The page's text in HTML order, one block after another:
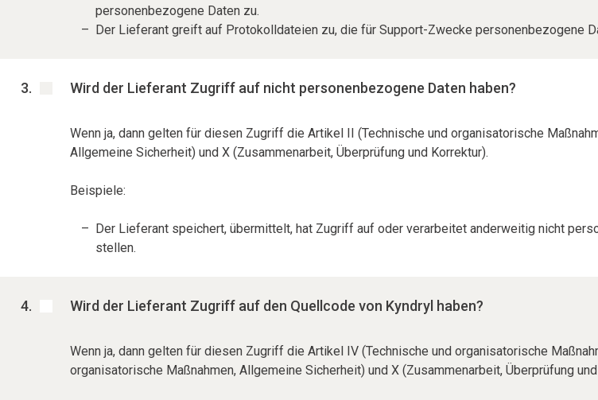
personenbezogene Daten zu.
Der Lieferant greift auf Protokolldateien zu, die für Support-Zwecke personenbezogene
Wird der Lieferant Zugriff auf nicht personenbezogene Daten haben?
Wenn ja, dann gelten für diesen Zugriff die Artikel II (Technische und organisatorische
Allgemeine Sicherheit) und X (Zusammenarbeit, Überprüfung und Korrektur).
Beispiele:
Der Lieferant speichert, übermittelt, hat Zugriff auf oder verarbeitet anderweitig nicht
stellen.
Wird der Lieferant Zugriff auf den Quellcode von Kyndryl haben?
Wenn ja, dann gelten für diesen Zugriff die Artikel IV (Technische und organisatorische
organisatorische Maßnahmen, Allgemeine Sicherheit) und X (Zusammenarbeit, Überprüfung